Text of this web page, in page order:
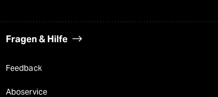
Fragen & Hilfe
Feedback
Aboservice